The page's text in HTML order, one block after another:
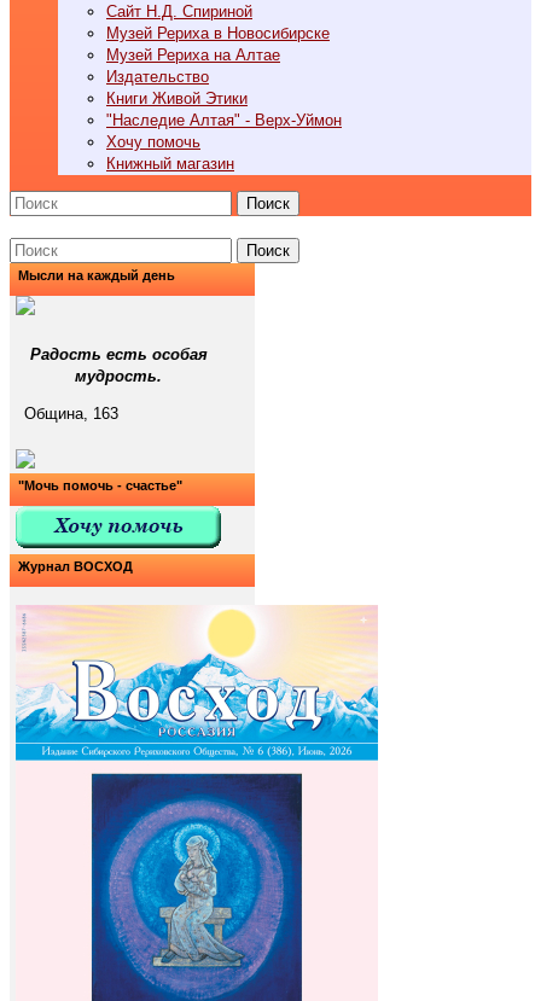
Сайт Н.Д. Спириной
Музей Рериха в Новосибирске
Музей Рериха на Алтае
Издательство
Книги Живой Этики
"Наследие Алтая" - Верх-Уймон
Хочу помочь
Книжный магазин
Поиск
Поиск
Мысли на каждый день
Радость есть особая
мудрость.
Община, 163
"Мочь помочь - счастье"
Журнал ВОСХОД